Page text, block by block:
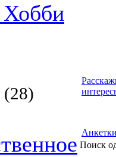
Хобби
(28)
Поиск